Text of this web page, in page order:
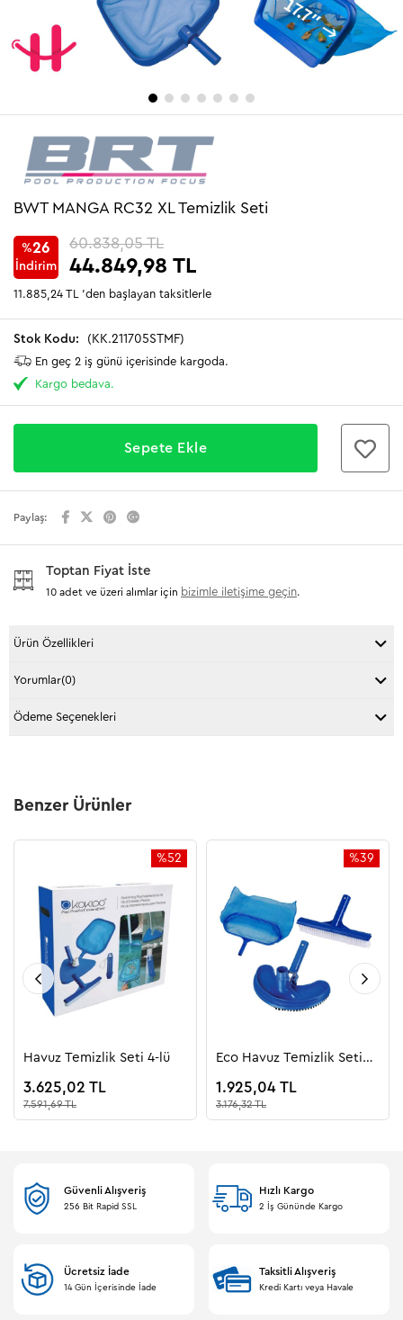
BWT MANGA RC32 XL Temizlik Seti
%26
İndirim
60.838,05 TL
44.849,98 TL
11.885,24 TL 'den başlayan taksitlerle
(KK.211705STMF)
En geç 2 iş günü içerisinde kargoda.
Kargo bedava.
Paylaş:
Toptan Fiyat İste
10 adet ve üzeri alımlar için bizimle iletişime geçin.
Ürün Özellikleri
Yorumlar(0)
Ödeme Seçenekleri
Benzer Ürünler
Havuz Temizlik Seti 4-lü
3.625,02 TL
7.591,69 TL
%52
%52İndirim
Eco Havuz Temizlik Seti
1.925,04 TL
3.176,32 TL
%39
Güvenli Alışveriş
256 Bit Rapid SSL
Hızlı Kargo
2 İş Gününde Kargo
Ücretsiz İade
14 Gün İçerisinde İade
Taksitli Alışveriş
Kredi Kartı veya Havale